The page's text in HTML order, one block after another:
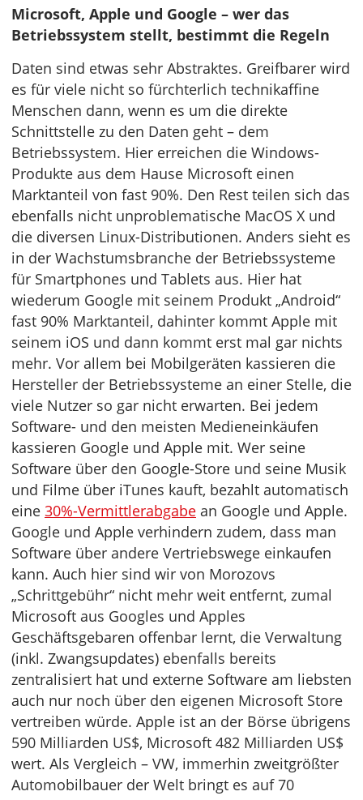
Microsoft, Apple und Google – wer das
Betriebssystem stellt, bestimmt die Regeln
Daten sind etwas sehr Abstraktes. Greifbarer wird
es für viele nicht so fürchterlich technikaffine
Menschen dann, wenn es um die direkte
Schnittstelle zu den Daten geht – dem
Betriebssystem. Hier erreichen die Windows-
Produkte aus dem Hause Microsoft einen
Marktanteil von fast 90%. Den Rest teilen sich das
ebenfalls nicht unproblematische MacOS X und
die diversen Linux-Distributionen. Anders sieht es
in der Wachstumsbranche der Betriebssysteme
für Smartphones und Tablets aus. Hier hat
wiederum Google mit seinem Produkt „Android“
fast 90% Marktanteil, dahinter kommt Apple mit
seinem iOS und dann kommt erst mal gar nichts
mehr. Vor allem bei Mobilgeräten kassieren die
Hersteller der Betriebssysteme an einer Stelle, die
viele Nutzer so gar nicht erwarten. Bei jedem
Software- und den meisten Medieneinkäufen
kassieren Google und Apple mit. Wer seine
Software über den Google-Store und seine Musik
und Filme über iTunes kauft, bezahlt automatisch
eine 30%-Vermittlerabgabe an Google und Apple.
Google und Apple verhindern zudem, dass man
Software über andere Vertriebswege einkaufen
kann. Auch hier sind wir von Morozovs
„Schrittgebühr“ nicht mehr weit entfernt, zumal
Microsoft aus Googles und Apples
Geschäftsgebaren offenbar lernt, die Verwaltung
(inkl. Zwangsupdates) ebenfalls bereits
zentralisiert hat und externe Software am liebsten
auch nur noch über den eigenen Microsoft Store
vertreiben würde. Apple ist an der Börse übrigens
590 Milliarden US$, Microsoft 482 Milliarden US$
wert. Als Vergleich – VW, immerhin zweitgrößter
Automobilbauer der Welt bringt es auf 70